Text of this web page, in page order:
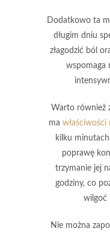
Dodatkowo ta
długim dniu
złagodzić ból
wspomaga
Warto również
ma właściwości
kilku
poprawę
trzymanie jej
godziny, co
wilgoć
Nie można